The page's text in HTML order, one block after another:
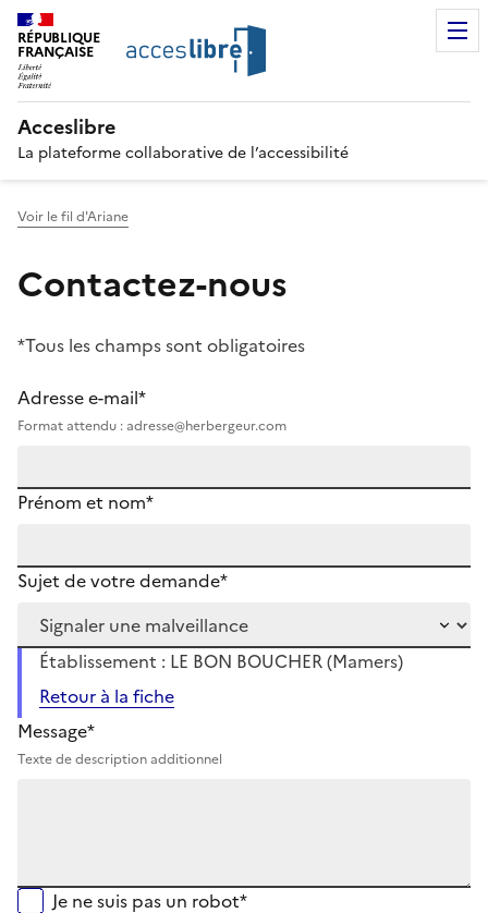
RÉPUBLIQUE
FRANÇAISE
Acceslibre
La plateforme collaborative de l’accessibilité
Voir le fil d'Ariane
Contactez-nous
*Tous les champs sont obligatoires
Adresse e-mail*
Format attendu : adresse@herbergeur.com
Prénom et nom*
Sujet de votre demande*
Établissement : LE BON BOUCHER (Mamers)
Retour à la fiche
Message*
Texte de description additionnel
Je ne suis pas un robot*